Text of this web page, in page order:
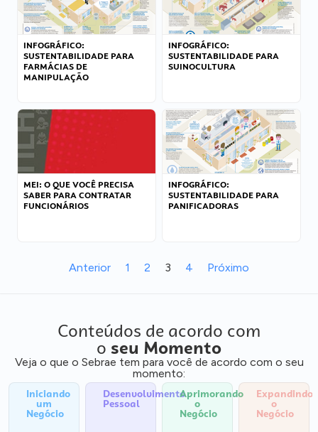
INFOGRÁFICO:
SUSTENTABILIDADE PARA
FARMÁCIAS DE
MANIPULAÇÃO
INFOGRÁFICO:
SUSTENTABILIDADE PARA
SUINOCULTURA
MEI: O QUE VOCÊ PRECISA
SABER PARA CONTRATAR
FUNCIONÁRIOS
INFOGRÁFICO:
SUSTENTABILIDADE PARA
PANIFICADORAS
Anterior 1 2 3 4 Próximo
Conteúdos de acordo com
o seu Momento
Veja o que o Sebrae tem para você de acordo com o seu
momento:
Iniciando
um
Negócio
Desenvolvimento
Pessoal
Aprimorando
o
Negócio
Expandindo
o
Negócio